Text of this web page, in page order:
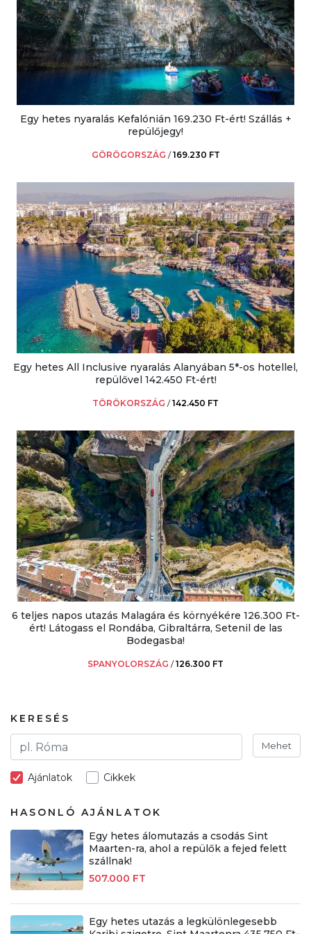
Egy hetes nyaralás Kefalónián 169.230 Ft-ért! Szállás +
repülőjegy!
GÖRÖGORSZÁG /169.230 FT
Egy hetes All Inclusive nyaralás Alanyában 5*-os hotellel,
repülővel 142.450 Ft-ért!
TÖRÖKORSZÁG /142.450 FT
6 teljes napos utazás Malagára és környékére 126.300 Ft-
ért! Látogass el Rondába, Gibraltárra, Setenil de las
Bodegasba!
SPANYOLORSZÁG /126.300 FT
KERESÉS
Mehet
Ajánlatok Cikkek
HASONLÓ AJÁNLATOK
Egy hetes álomutazás a csodás Sint
Maarten-ra, ahol a repülők a fejed felett
szállnak!
507.000 FT
Egy hetes utazás a legkülönlegesebb